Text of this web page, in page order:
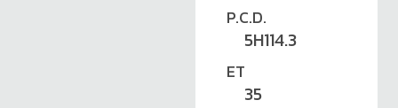
P.C.D.
5H114.3
ET
35